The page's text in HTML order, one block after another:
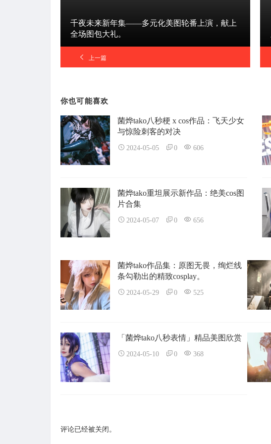
千夜未来新年集——多元化美图轮番上演，献上
全场图包大礼。
上一篇
你也可能喜欢
菌烨tako八秒梗 x cos作品：飞天少女
与惊险刺客的对决
2024-05-05 0 606
菌烨tako重坦展示新作品：绝美cos图
片合集
2024-05-07 0 656
菌烨tako作品集：原图无畏，绚烂线
条勾勒出的精致cosplay。
2024-05-29 0 525
「菌烨tako八秒表情」精品美图欣赏
2024-05-10 0 368
评论已经被关闭。